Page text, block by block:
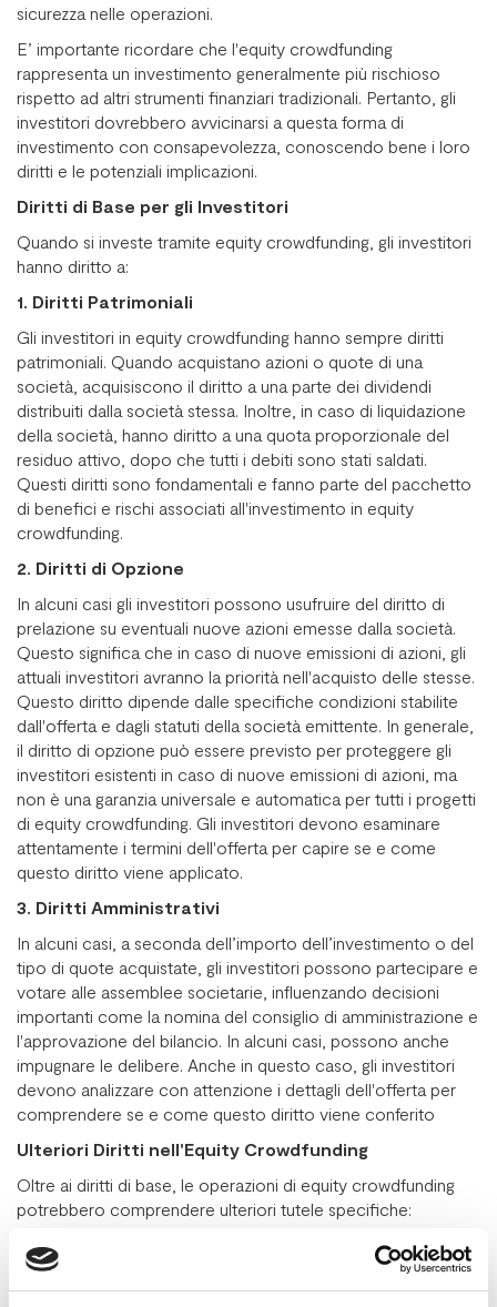
sicurezza nelle operazioni.
E’ importante ricordare che l'equity crowdfunding
rappresenta un investimento generalmente più rischioso
rispetto ad altri strumenti finanziari tradizionali. Pertanto, gli
investitori dovrebbero avvicinarsi a questa forma di
investimento con consapevolezza, conoscendo bene i loro
diritti e le potenziali implicazioni.
Diritti di Base per gli Investitori
Quando si investe tramite equity crowdfunding, gli investitori
hanno diritto a:
1. Diritti Patrimoniali
Gli investitori in equity crowdfunding hanno sempre diritti
patrimoniali. Quando acquistano azioni o quote di una
società, acquisiscono il diritto a una parte dei dividendi
distribuiti dalla società stessa. Inoltre, in caso di liquidazione
della società, hanno diritto a una quota proporzionale del
residuo attivo, dopo che tutti i debiti sono stati saldati.
Questi diritti sono fondamentali e fanno parte del pacchetto
di benefici e rischi associati all'investimento in equity
crowdfunding.
2. Diritti di Opzione
In alcuni casi gli investitori possono usufruire del diritto di
prelazione su eventuali nuove azioni emesse dalla società.
Questo significa che in caso di nuove emissioni di azioni, gli
attuali investitori avranno la priorità nell'acquisto delle stesse.
Questo diritto dipende dalle specifiche condizioni stabilite
dall'offerta e dagli statuti della società emittente. In generale,
il diritto di opzione può essere previsto per proteggere gli
investitori esistenti in caso di nuove emissioni di azioni, ma
non è una garanzia universale e automatica per tutti i progetti
di equity crowdfunding. Gli investitori devono esaminare
attentamente i termini dell'offerta per capire se e come
questo diritto viene applicato.
3. Diritti Amministrativi
In alcuni casi, a seconda dell’importo dell’investimento o del
tipo di quote acquistate, gli investitori possono partecipare e
votare alle assemblee societarie, influenzando decisioni
importanti come la nomina del consiglio di amministrazione e
l'approvazione del bilancio. In alcuni casi, possono anche
impugnare le delibere. Anche in questo caso, gli investitori
devono analizzare con attenzione i dettagli dell'offerta per
comprendere se e come questo diritto viene conferito
Ulteriori Diritti nell'Equity Crowdfunding
Oltre ai diritti di base, le operazioni di equity crowdfunding
potrebbero comprendere ulteriori tutele specifiche:
1. Diritti di Co-vendita
Attraverso patti di co-vendita, come le clausole "drag along"